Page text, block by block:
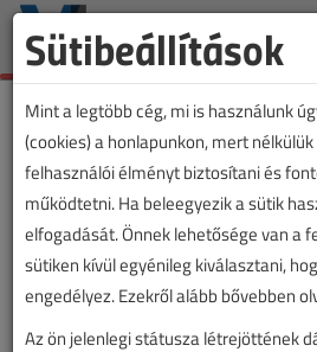
Sütibeállítások
Mint a legtöbb cég, mi is használunk
(cookies) a honlapunkon, mert
felhasználói élményt biztosítani és
működtetni. Ha beleegyezik a sütik
elfogadását. Önnek lehetősége van a
sütiken kívül egyénileg kiválasztani,
engedélyez. Ezekről alább bővebben
Az ön jelenlegi státusza létrejöttének